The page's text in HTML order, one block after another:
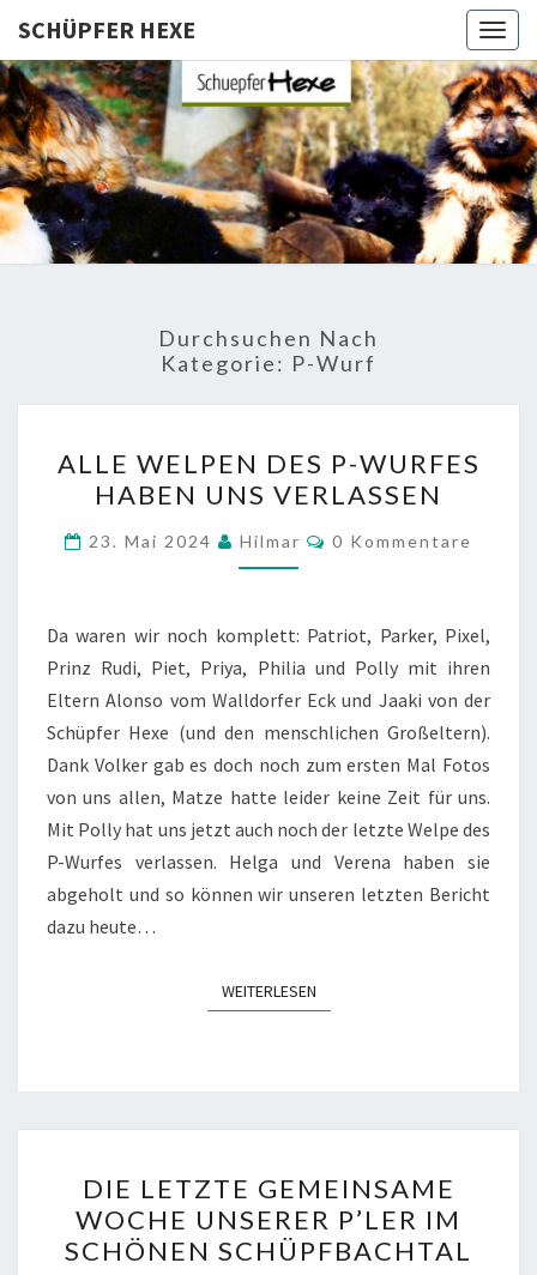
SCHÜPFER HEXE
HEXE
Langhaar
Schäferhunde
Von Den
Schüpfer
Hexen
Durchsuchen Nach
Kategorie: P-Wurf
WELPEN
DES
P-
WURFES
UNS
VERLASSEN
ALLE WELPEN DES P-WURFES
HABEN UNS VERLASSEN
23. Mai 2024 Hilmar Kommentare
0 Kommentare
Da waren wir noch komplett: Patriot, Parker, Pixel,
Prinz Rudi, Piet, Priya, Philia und Polly mit ihren
Eltern Alonso vom Walldorfer Eck und Jaaki von der
Schüpfer Hexe (und den menschlichen Großeltern).
Dank Volker gab es doch noch zum ersten Mal Fotos
von uns allen, Matze hatte leider keine Zeit für uns.
Mit Polly hat uns jetzt auch noch der letzte Welpe des
P-Wurfes verlassen. Helga und Verena haben sie
abgeholt und so können wir unseren letzten Bericht
dazu heute…
WEITERLESENWEITERLESEN
LETZTE
GEMEINSAME
WOCHE
DIE LETZTE GEMEINSAME
WOCHE UNSERER P’LER IM
SCHÖNEN SCHÜPFBACHTAL